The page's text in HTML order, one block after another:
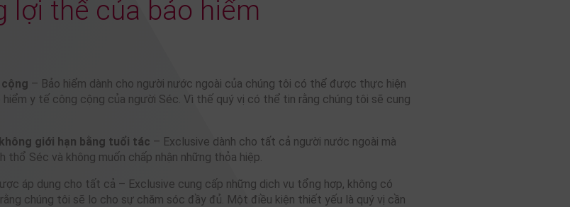
lợi thế của bảo hiểm
– Bảo hiểm dành cho người nước ngoài của chúng tôi có thể được thực hiện
y tế công cộng của người Séc. Vì thế quý vị có thể tin rằng chúng tôi sẽ cung
giới hạn bằng tuổi tác – Exclusive dành cho tất cả người nước ngoài mà
Séc và không muốn chấp nhận những thỏa hiệp.
áp dụng cho tất cả – Exclusive cung cấp những dịch vụ tổng hợp, không có
chúng tôi sẽ lo cho sự chăm sóc đầy đủ. Một điều kiện thiết yếu là quý vị cần